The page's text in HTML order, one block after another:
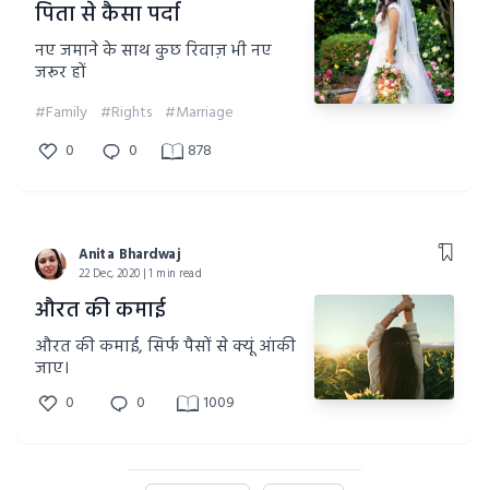
पिता से कैसा पर्दा
नए जमाने के साथ कुछ रिवाज़ भी नए
जरूर हों
#Family #Rights #Marriage
0
0 878
Anita Bhardwaj
22 Dec, 2020 | 1 min read
औरत की कमाई
औरत की कमाई, सिर्फ पैसों से क्यूं आंकी
जाए।
0 0 1009